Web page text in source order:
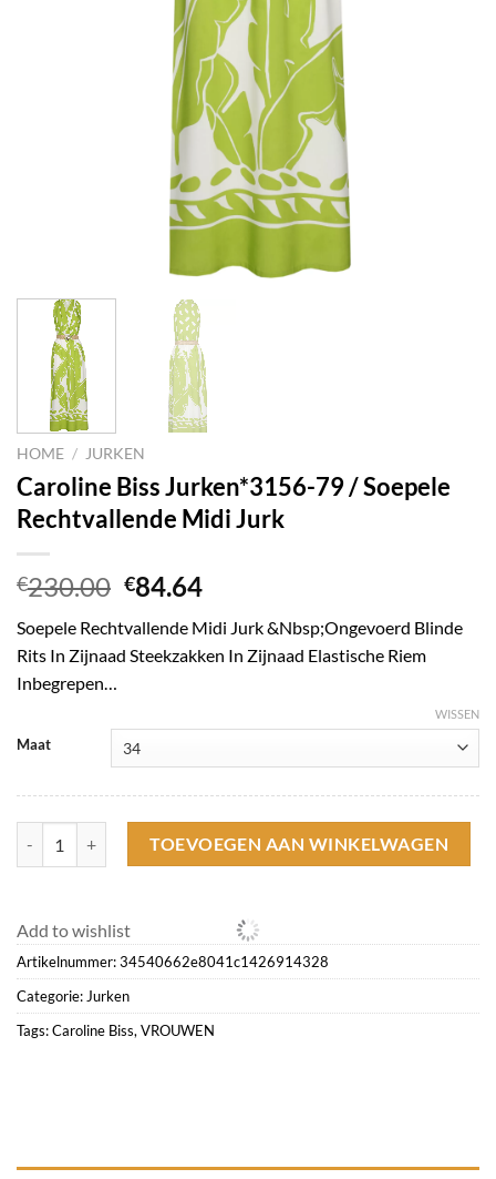
HOME / JURKEN
Caroline Biss Jurken*3156-79 / Soepele
Rechtvallende Midi Jurk
€230.00 Oorspronkelijke
was:
€230.00.
€84.64Huidige
is:
€84.64.
Soepele Rechtvallende Midi Jurk &Nbsp;Ongevoerd Blinde
Rits In Zijnaad Steekzakken In Zijnaad Elastische Riem
Inbegrepen…
Maat
WISSEN
Caroline Biss Jurken*3156-79 / Soepele Rechtvallende Midi Jurk
TOEVOEGEN AAN WINKELWAGEN
Add to wishlist
Artikelnummer:34540662e8041c1426914328
Categorie:Jurken
Tags:Caroline Biss,VROUWEN